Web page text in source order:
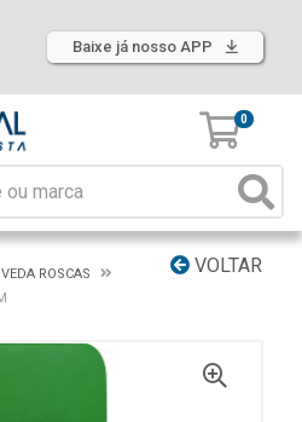
Baixe já nosso APP
0
VOLTAR
VEDA ROSCAS